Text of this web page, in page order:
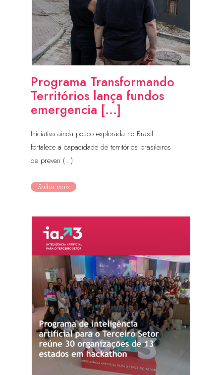
Programa Transformando
Territórios lança fundos
emergencia [...]
Iniciativa ainda pouco explorada no Brasil
fortalece a capacidade de territórios brasileiros
de preven (...)
Saiba mais